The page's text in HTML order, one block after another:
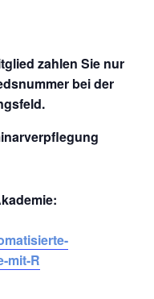
zahlen Sie nur
bei der
mit-R